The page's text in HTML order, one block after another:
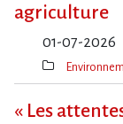
agriculture
01-07-2026
Thèmes(s)
« Les